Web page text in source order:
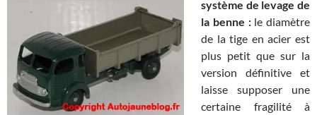
système de levage de
la benne :le diamètre
de la tige en acier est
plus petit que sur la
version définitive et
laisse supposer une
certaine fragilité à